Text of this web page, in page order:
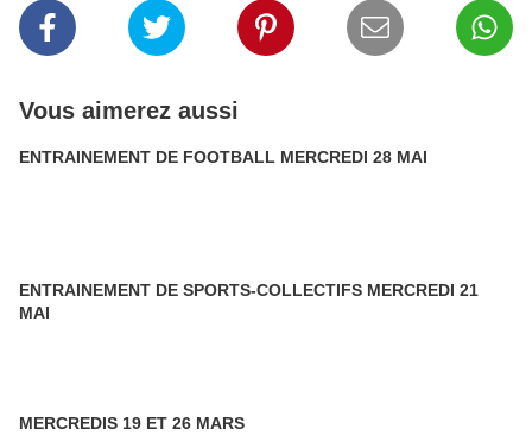
Vous aimerez aussi
ENTRAINEMENT DE FOOTBALL MERCREDI 28 MAI
ENTRAINEMENT DE SPORTS-COLLECTIFS MERCREDI 21
MAI
MERCREDIS 19 ET 26 MARS